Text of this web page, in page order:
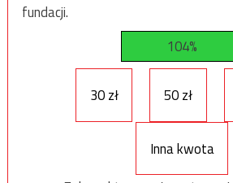
fundacji.
104%
30 zł 50 zł
Inna kwota